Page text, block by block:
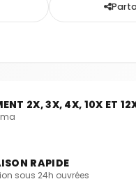
2X, 3X, 4X, 10X ET
RAPIDE
sous 24h ouvrées